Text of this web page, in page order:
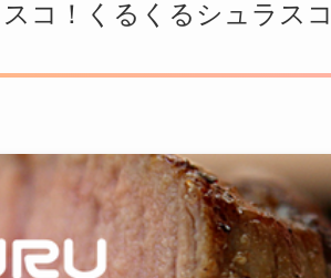
コ！くるくるシュラス